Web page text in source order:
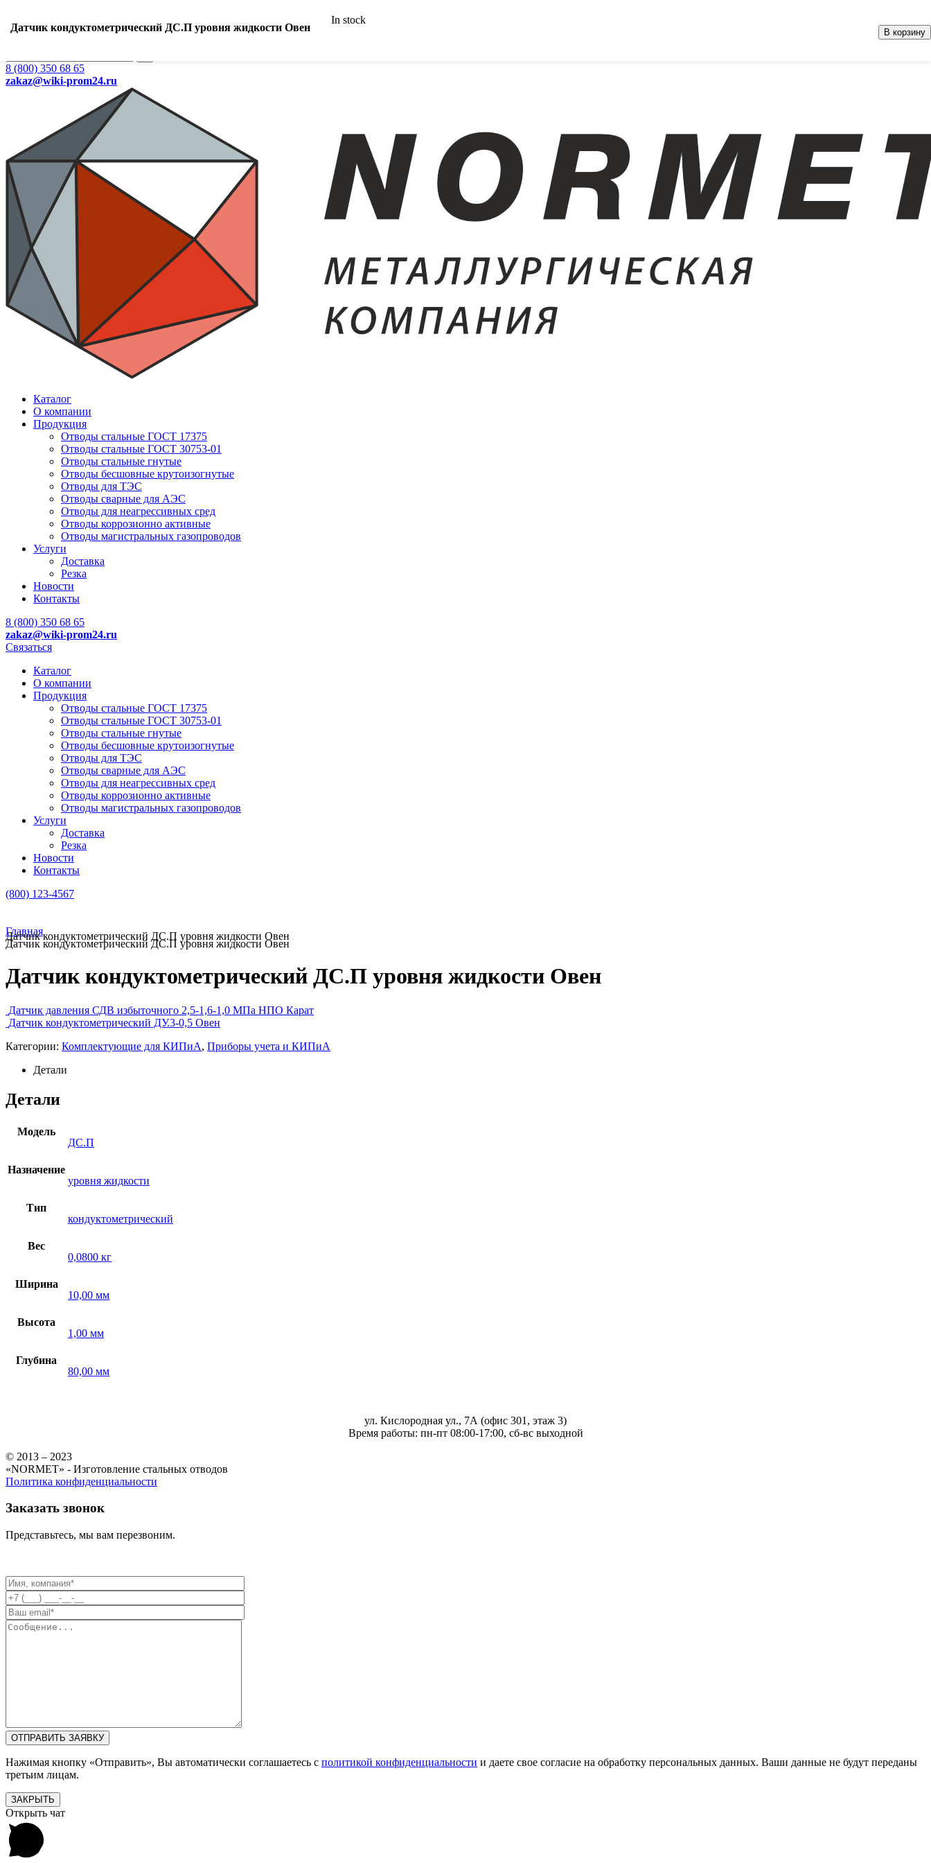
Екатеринбург
8 (800) 350 68 65
zakaz@wiki-prom24.ru
Каталог
О компании
Продукция
Отводы стальные ГОСТ 17375
Отводы стальные ГОСТ 30753-01
Отводы стальные гнутые
Отводы бесшовные крутоизогнутые
Отводы для ТЭС
Отводы сварные для АЭС
Отводы для неагрессивных сред
Отводы коррозионно активные
Отводы магистральных газопроводов
Услуги
Доставка
Резка
Новости
Контакты
8 (800) 350 68 65
zakaz@wiki-prom24.ru
Связаться
Каталог
О компании
Продукция
Отводы стальные ГОСТ 17375
Отводы стальные ГОСТ 30753-01
Отводы стальные гнутые
Отводы бесшовные крутоизогнутые
Отводы для ТЭС
Отводы сварные для АЭС
Отводы для неагрессивных сред
Отводы коррозионно активные
Отводы магистральных газопроводов
Услуги
Доставка
Резка
Новости
Контакты
(800) 123-4567
Главная
Датчик кондуктометрический ДС.П уровня жидкости Овен
Датчик кондуктометрический ДС.П уровня жидкости Овен
Датчик кондуктометрический ДС.П уровня жидкости Овен
Датчик давления СДВ избыточного 2,5-1,6-1,0 МПа НПО Карат
Датчик кондуктометрический ДУ.3-0,5 Овен
Датчик кондуктометрический ДС.П уровня жидкости Овен
In stock
В корзину
Категории: Комплектующие для КИПиА, Приборы учета и КИПиА
Детали
Детали
Модель
ДС.П
Назначение
уровня жидкости
Тип
кондуктометрический
Вес
0,0800 кг
Ширина
10,00 мм
Высота
1,00 мм
Глубина
80,00 мм
ул. Кислородная ул., 7А (офис 301, этаж 3)
Время работы: пн-пт 08:00-17:00, сб-вс выходной
© 2013 – 2023
«NORMET» - Изготовление стальных отводов
Политика конфиденциальности
Заказать звонок
Представьтесь, мы вам перезвоним.
Нажимая кнопку «Отправить», Вы автоматически соглашаетесь с политикой конфиденциальности и даете свое согласие на обработку персональных данных. Ваши данные не будут переданы
третьим лицам.
ЗАКРЫТЬ
Открыть чат